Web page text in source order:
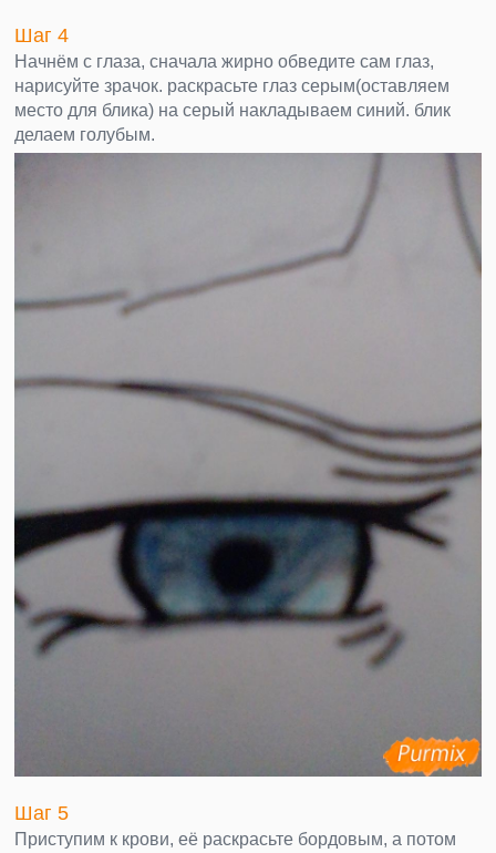
Шаг 4
Начнём с глаза, сначала жирно обведите сам глаз,
нарисуйте зрачок. раскрасьте глаз серым(оставляем
место для блика) на серый накладываем синий. блик
делаем голубым.
Шаг 5
Приступим к крови, её раскрасьте бордовым, а потом